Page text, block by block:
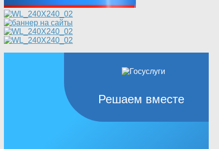
Решаем вместе